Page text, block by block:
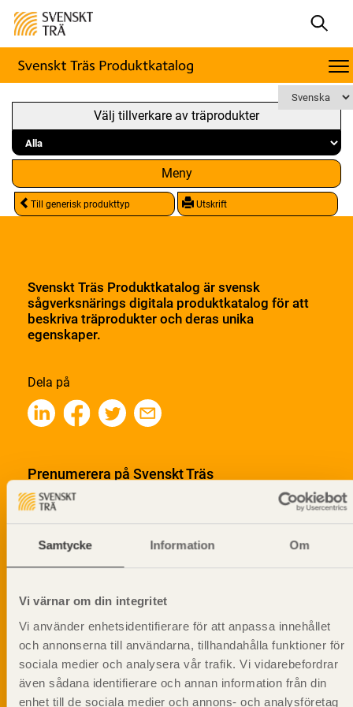
Samtycke Information Om
Vi värnar om din integritet
Vi använder enhetsidentifierare för att anpassa innehållet
och annonserna till användarna, tillhandahålla funktioner för
sociala medier och analysera vår trafik. Vi vidarebefordrar
även sådana identifierare och annan information från din
enhet till de sociala medier och annons- och analysföretag
Välj tillverkare av träprodukter
Meny
Till generisk produkttyp Utskrift
Svenskt Träs Produktkatalog är svensk
sågverksnärings digitala produktkatalog för att
beskriva träprodukter och deras unika
egenskaper.
Dela på
Prenumerera på Svenskt Träs
informationsutskick!